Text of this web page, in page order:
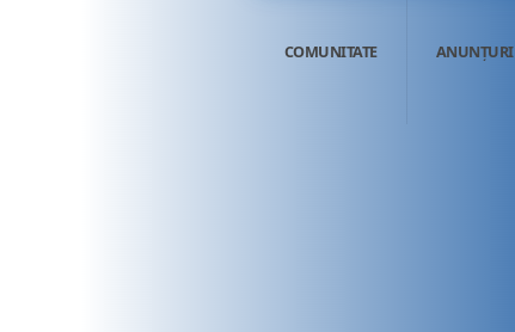
COMUNITATE ANUNȚURI